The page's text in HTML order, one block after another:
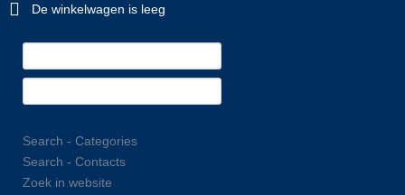
De winkelwagen is leeg
Search - Categories
Search - Contacts
Zoek in website